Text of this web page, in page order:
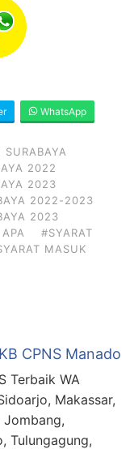
WhatsApp
2022
2023
2022-2023
2023
#SYARAT
MASUK
CPNS Manado
Terbaik WA
Makassar,
Jombang,
Tulungagung,